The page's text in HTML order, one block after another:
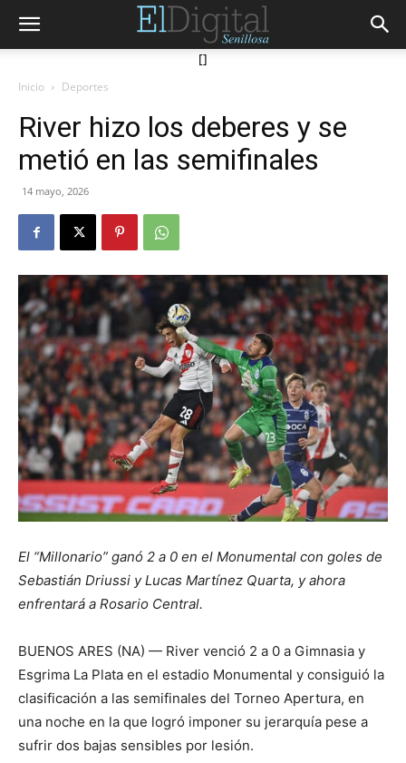
[]
Inicio Deportes
River hizo los deberes y se
metió en las semifinales
14 mayo, 2026
El “Millonario” ganó 2 a 0 en el Monumental con goles de
Sebastián Driussi y Lucas Martínez Quarta, y ahora
enfrentará a Rosario Central.
BUENOS ARES (NA) — River venció 2 a 0 a Gimnasia y
Esgrima La Plata en el estadio Monumental y consiguió la
clasificación a las semifinales del Torneo Apertura, en
una noche en la que logró imponer su jerarquía pese a
sufrir dos bajas sensibles por lesión.